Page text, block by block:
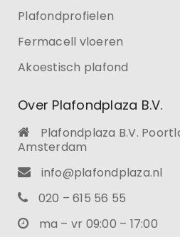
Plafondprofielen
Fermacell vloeren
Akoestisch plafond
Over Plafondplaza B.V.
Plafondplaza B.V.
Amsterdam
info@plafondplaza.nl
020 – 615 56 55
ma – vr 09:00 – 17:00